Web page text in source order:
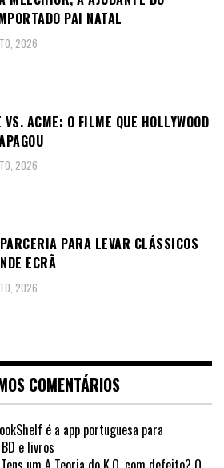
PAI NATAL
2026
VS. ACME: O FILME QUE HOLLYWOOD
2026
PARA LEVAR CLÁSSICOS
ECRÃ
2026
COMENTÁRIOS
é a app portuguesa para
e livros